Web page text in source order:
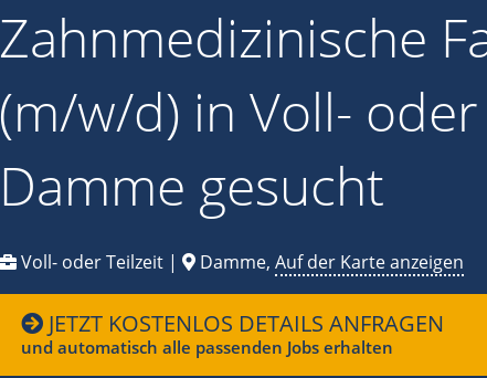
Zahnmedizinische
(m/w/d) in Voll-
Damme gesucht
Voll- oder Teilzeit | Damme, Auf der Karte anzeigen
JETZT KOSTENLOS DETAILS ANFRAGEN
und automatisch alle passenden Jobs erhalten